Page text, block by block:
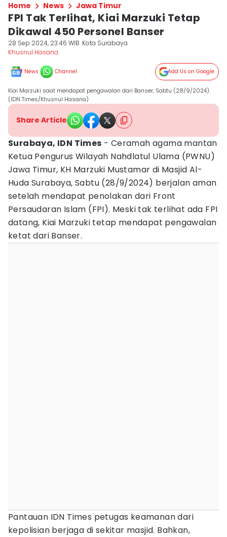
Home News Jawa Timur
FPI Tak Terlihat, Kiai Marzuki Tetap
Dikawal 450 Personel Banser
28 Sep 2024, 23:46 WIB Kota Surabaya
Khusnul Hasana
News Channel Add Us on Google
Kiai Marzuki saat mendapat pengawalan dari Banser, Sabtu (28/9/2024).
(IDN Times/Khusnul Hasana)
Share Article
Surabaya, IDN Times - Ceramah agama mantan
Ketua Pengurus Wilayah Nahdlatul Ulama (PWNU)
Jawa Timur, KH Marzuki Mustamar di Masjid Al-
Huda Surabaya, Sabtu (28/9/2024) berjalan aman
setelah mendapat penolakan dari Front
Persaudaran Islam (FPI). Meski tak terlihat ada FPI
datang, Kiai Marzuki tetap mendapat pengawalan
ketat dari Banser.
Pantauan IDN Times petugas keamanan dari
kepolisian berjaga di sekitar masjid. Bahkan,